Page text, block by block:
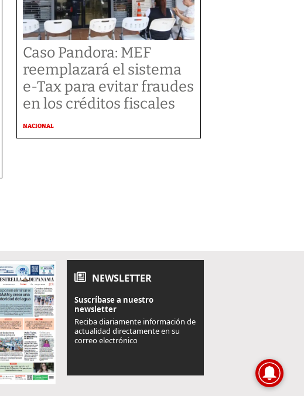
Caso Pandora: MEF
reemplazará el sistema
e-Tax para evitar fraudes
en los créditos fiscales
NACIONAL
NEWSLETTER
Suscríbase a nuestro
newsletter
Reciba diariamente información de
actualidad directamente en su
correo electrónico